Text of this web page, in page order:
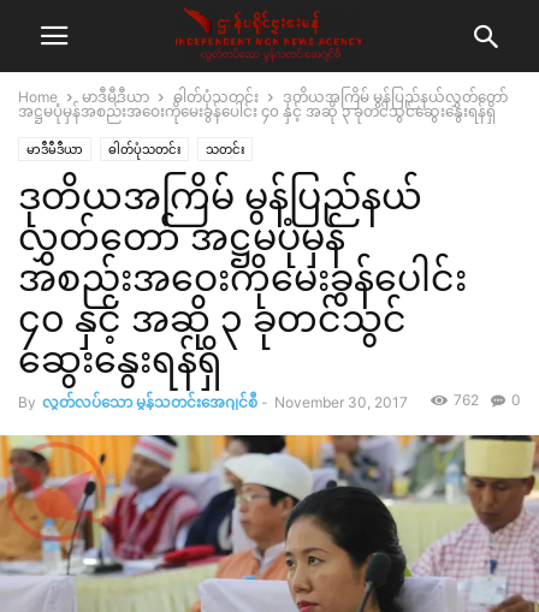
Home မာဒီမီဒီယာ ဓါတ်ပုံသတင်း
ဒုတိယအကြိမ် မွန်ပြည်နယ်လွှတ်တော်
အဋ္ဌမပုံမှန်အစည်းအဝေးကိုမေးခွန်ပေါင်း ၄၀ နှင့် အဆို ၃ ခုတင်သွင်ဆွေးနွေးရန်ရှိ
မာဒီမီဒီယာ ဓါတ်ပုံသတင်း သတင်း
ဒုတိယအကြိမ် မွန်ပြည်နယ်
လွှတ်တော် အဋ္ဌမပုံမှန်
အစည်းအဝေးကိုမေးခွန်ပေါင်း
၄၀ နှင့် အဆို ၃ ခုတင်သွင်
ဆွေးနွေးရန်ရှိ
By လွတ်လပ်သော မွန်သတင်းအေဂျင်စီ - November 30, 2017 0
762